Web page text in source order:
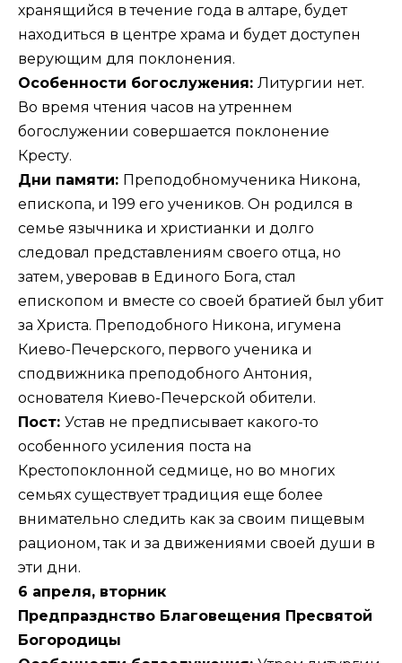
хранящийся в течение года в алтаре, будет
находиться в центре храма и будет доступен
верующим для поклонения.
Особенности богослужения: Литургии нет.
Во время чтения часов на утреннем
богослужении совершается поклонение
Кресту.
Дни памяти: Преподобномученика Никона,
епископа, и 199 его учеников. Он родился в
семье язычника и христианки и долго
следовал представлениям своего отца, но
затем, уверовав в Единого Бога, стал
епископом и вместе со своей братией был убит
за Христа. Преподобного Никона, игумена
Киево-Печерского, первого ученика и
сподвижника преподобного Антония,
основателя Киево-Печерской обители.
Пост: Устав не предписывает какого-то
особенного усиления поста на
Крестопоклонной седмице, но во многих
семьях существует традиция еще более
внимательно следить как за своим пищевым
рационом, так и за движениями своей души в
эти дни.
6 апреля, вторник
Предпразднство Благовещения Пресвятой
Богородицы